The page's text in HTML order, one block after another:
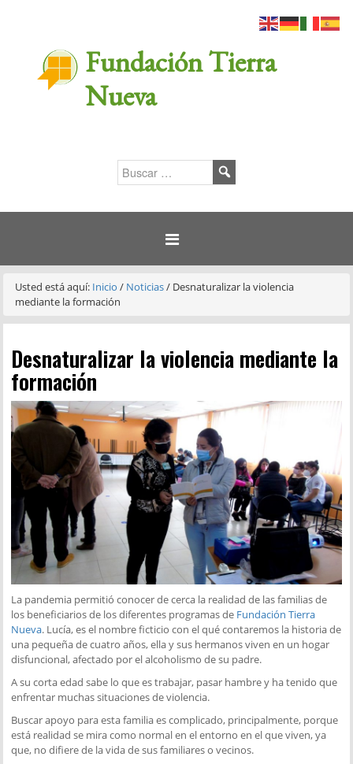
Fundación Tierra
Nueva
Usted está aquí: Inicio/ Noticias/ Desnaturalizar la violencia
mediante la formación
Desnaturalizar la violencia mediante la
formación
La pandemia permitió conocer de cerca la realidad de las familias de
los beneficiarios de los diferentes programas de Fundación Tierra
Nueva. Lucía, es el nombre ficticio con el qué contaremos la historia de
una pequeña de cuatro años, ella y sus hermanos viven en un hogar
disfuncional, afectado por el alcoholismo de su padre.
A su corta edad sabe lo que es trabajar, pasar hambre y ha tenido que
enfrentar muchas situaciones de violencia.
Buscar apoyo para esta familia es complicado, principalmente, porque
está realidad se mira como normal en el entorno en el que viven, ya
que, no difiere de la vida de sus familiares o vecinos.